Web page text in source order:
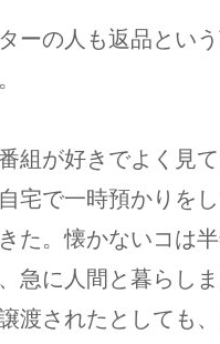
ーの人も返品とい
組が好きでよく見
宅で一時預かりを
た。懐かないコは
急に人間と暮らし
渡されたとしても